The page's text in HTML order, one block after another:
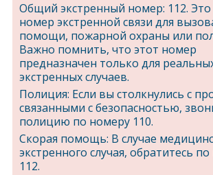
Общий экстренный номер: 112.
номер экстренной связи для
помощи, пожарной охраны или
Важно помнить, что этот номер
предназначен только для
экстренных случаев.
Полиция: Если вы столкнулись с
связанными с безопасностью,
полицию по номеру 110.
Скорая помощь: В случае
экстренного случая, обратитесь
112.